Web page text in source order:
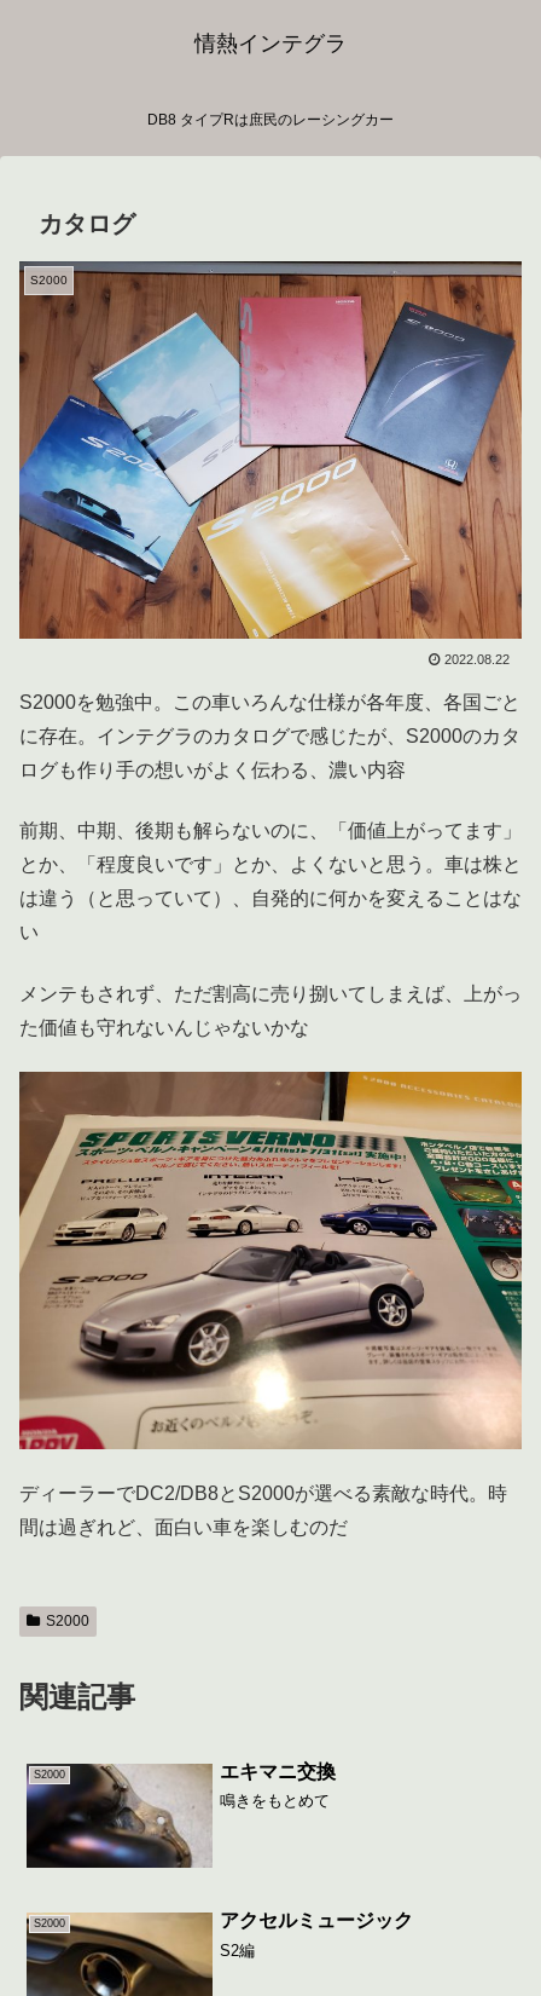
情熱インテグラ
DB8 タイプRは庶民のレーシングカー
カタログ
S2000
2022.08.22
S2000を勉強中。この車いろんな仕様が各年度、各国ごと
に存在。インテグラのカタログで感じたが、S2000のカタ
ログも作り手の想いがよく伝わる、濃い内容
前期、中期、後期も解らないのに、「価値上がってます」
とか、「程度良いです」とか、よくないと思う。車は株と
は違う（と思っていて）、自発的に何かを変えることはな
い
メンテもされず、ただ割高に売り捌いてしまえば、上がっ
た価値も守れないんじゃないかな
ディーラーでDC2/DB8とS2000が選べる素敵な時代。時
間は過ぎれど、面白い車を楽しむのだ
S2000
関連記事
S2000 エキマニ交換
鳴きをもとめて
S2000 アクセルミュージック
S2編